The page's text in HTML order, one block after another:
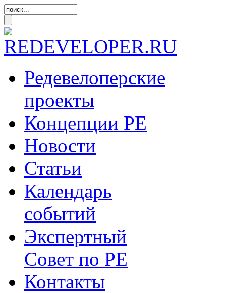
Редевелоперские
проекты
Концепции РЕ
Новости
Статьи
Календарь
событий
Экспертный
Совет по РЕ
Контакты